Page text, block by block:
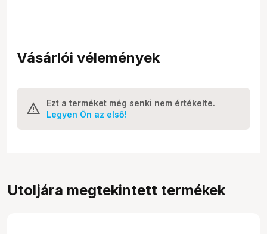
Vásárlói vélemények
Ezt a terméket még senki nem értékelte.
Legyen Ön az első!
Utoljára megtekintett termékek